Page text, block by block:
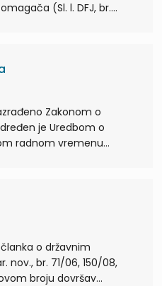
(Sl. l. DFJ, br....
Zakonom o
je Uredbom o
radnom vremenu...
o državnim
br. 71/06, 150/08,
broju dovršav...